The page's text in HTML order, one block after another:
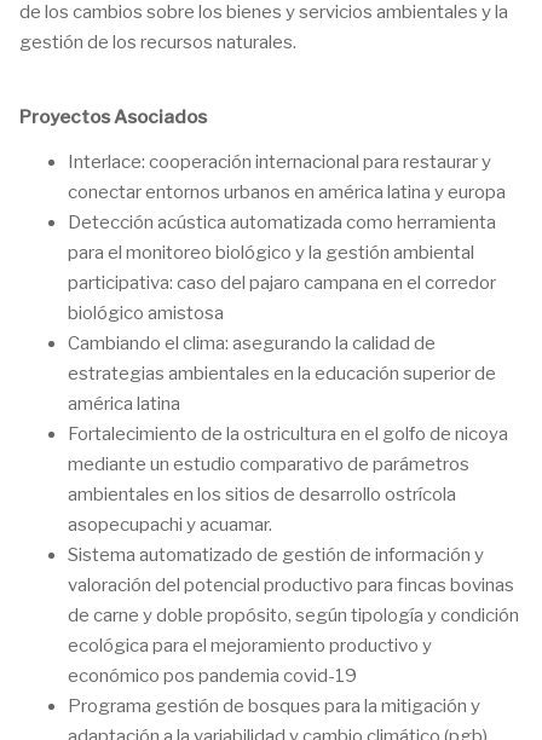
de los cambios sobre los bienes y servicios ambientales y la
gestión de los recursos naturales.
Proyectos Asociados
Interlace: cooperación internacional para restaurar y
conectar entornos urbanos en américa latina y europa
Detección acústica automatizada como herramienta
para el monitoreo biológico y la gestión ambiental
participativa: caso del pajaro campana en el corredor
biológico amistosa
Cambiando el clima: asegurando la calidad de
estrategias ambientales en la educación superior de
américa latina
Fortalecimiento de la ostricultura en el golfo de nicoya
mediante un estudio comparativo de parámetros
ambientales en los sitios de desarrollo ostrícola
asopecupachi y acuamar.
Sistema automatizado de gestión de información y
valoración del potencial productivo para fincas bovinas
de carne y doble propósito, según tipología y condición
ecológica para el mejoramiento productivo y
económico pos pandemia covid-19
Programa gestión de bosques para la mitigación y